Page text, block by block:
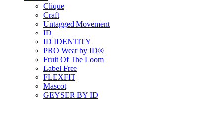
Clique
Craft
Untagged Movement
ID
ID IDENTITY
PRO Wear by ID®
Fruit Of The Loom
Label Free
FLEXFIT
Mascot
GEYSER BY ID